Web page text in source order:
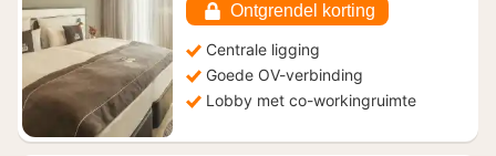
Ontgrendel korting
Centrale ligging
Goede OV-verbinding
Lobby met co-workingruimte